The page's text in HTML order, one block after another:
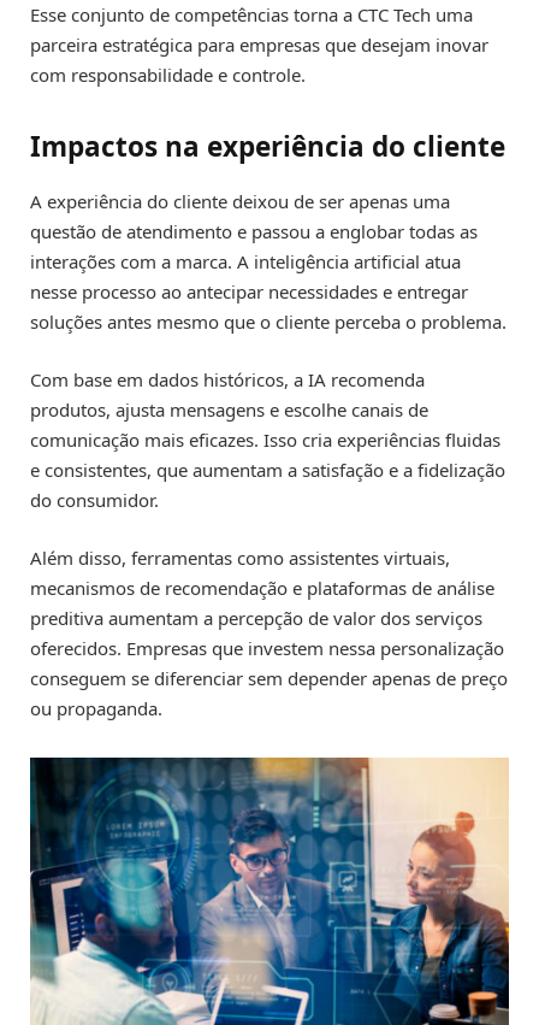
Esse conjunto de competências torna a CTC Tech uma
parceira estratégica para empresas que desejam inovar
com responsabilidade e controle.
Impactos na experiência do cliente
A experiência do cliente deixou de ser apenas uma
questão de atendimento e passou a englobar todas as
interações com a marca. A inteligência artificial atua
nesse processo ao antecipar necessidades e entregar
soluções antes mesmo que o cliente perceba o problema.
Com base em dados históricos, a IA recomenda
produtos, ajusta mensagens e escolhe canais de
comunicação mais eficazes. Isso cria experiências fluidas
e consistentes, que aumentam a satisfação e a fidelização
do consumidor.
Além disso, ferramentas como assistentes virtuais,
mecanismos de recomendação e plataformas de análise
preditiva aumentam a percepção de valor dos serviços
oferecidos. Empresas que investem nessa personalização
conseguem se diferenciar sem depender apenas de preço
ou propaganda.